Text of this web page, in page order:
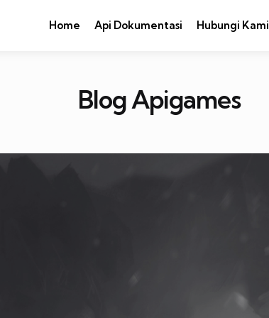
Home Api Dokumentasi Hubungi Kami
Blog Apigames